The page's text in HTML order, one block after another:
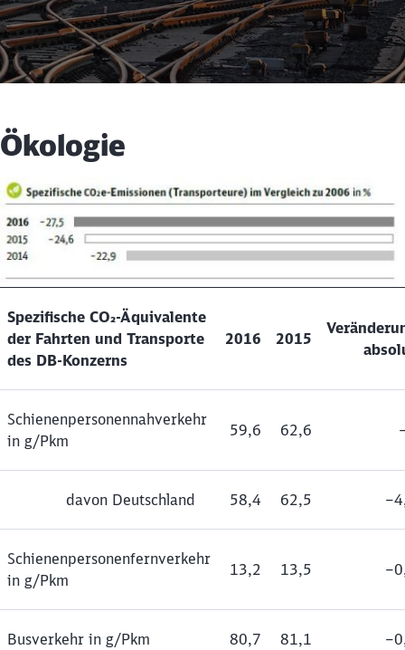
Ökologie
Spezifische CO₂-Äquivalente
der Fahrten und Transporte
des DB-Konzerns
2016 2015
Schienenpersonennahverkehr
in g/Pkm
59,6 62,6
davon Deutschland 58,4 62,5
Schienenpersonenfernverkehr
in g/Pkm
13,2 13,5
Busverkehr in g/Pkm 80,7 81,1